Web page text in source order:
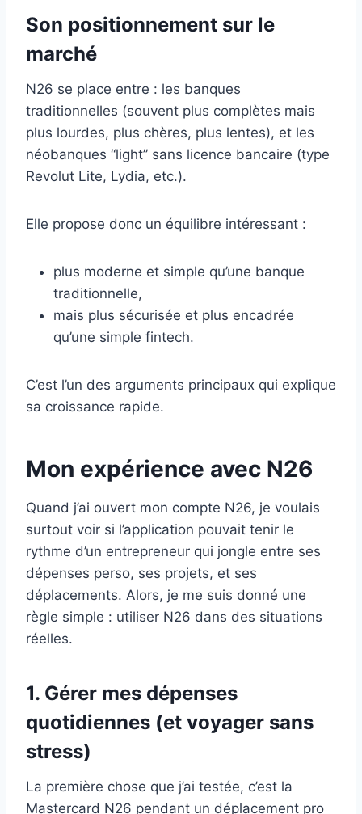
Son positionnement sur le
marché
N26 se place entre : les banques
traditionnelles (souvent plus complètes mais
plus lourdes, plus chères, plus lentes), et les
néobanques “light” sans licence bancaire (type
Revolut Lite, Lydia, etc.).
Elle propose donc un équilibre intéressant :
plus moderne et simple qu’une banque
traditionnelle,
mais plus sécurisée et plus encadrée
qu’une simple fintech.
C’est l’un des arguments principaux qui explique
sa croissance rapide.
Mon expérience avec N26
Quand j’ai ouvert mon compte N26, je voulais
surtout voir si l’application pouvait tenir le
rythme d’un entrepreneur qui jongle entre ses
dépenses perso, ses projets, et ses
déplacements. Alors, je me suis donné une
règle simple : utiliser N26 dans des situations
réelles.
1. Gérer mes dépenses
quotidiennes (et voyager sans
stress)
La première chose que j’ai testée, c’est la
Mastercard N26 pendant un déplacement pro